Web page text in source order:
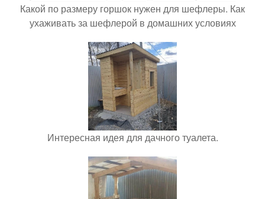
Какой по размеру горшок нужен для шефлеры. Как
ухаживать за шефлерой в домашних условиях
Интересная идея для дачного туалета.